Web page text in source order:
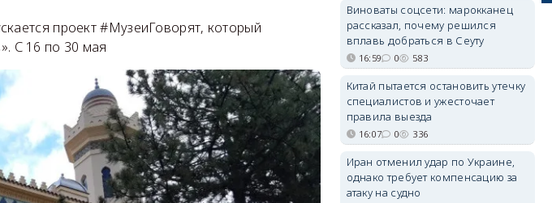
проект #МузеиГоворят, который
С 16 по 30 мая
Виноваты соцсети: марокканец
рассказал, почему решился
вплавь добраться в Сеуту
16:59 0 583
Китай пытается остановить утечку
специалистов и ужесточает
правила выезда
16:07 0 336
Иран отменил удар по Украине,
однако требует компенсацию за
атаку на судно